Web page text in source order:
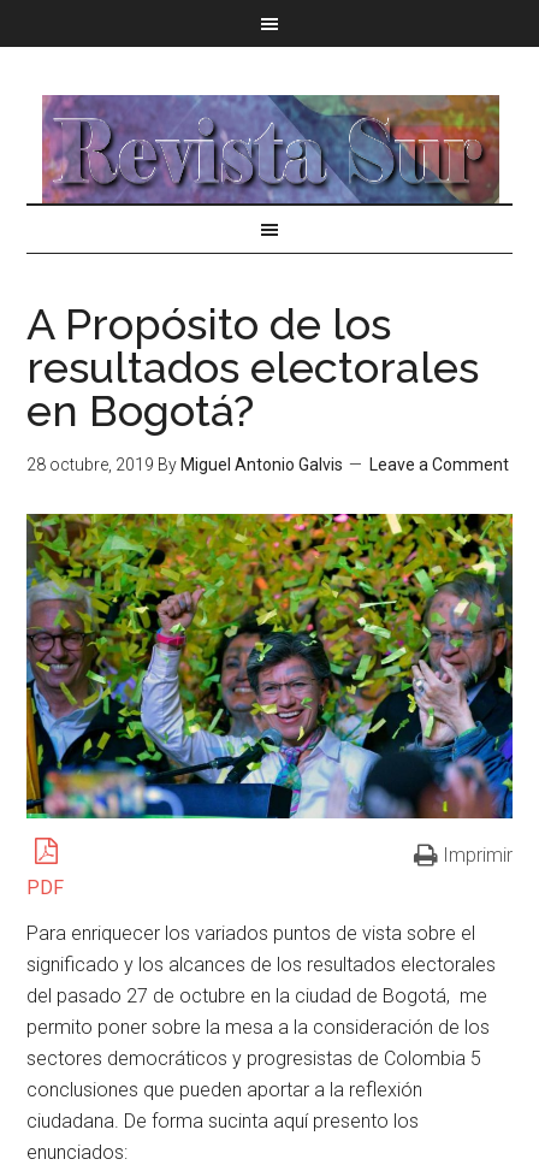
A Propósito de los
resultados electorales
en Bogotá?
28 octubre, 2019 By Miguel Antonio Galvis Leave a Comment
PDF
Imprimir
Para enriquecer los variados puntos de vista sobre el
significado y los alcances de los resultados electorales
del pasado 27 de octubre en la ciudad de Bogotá, me
permito poner sobre la mesa a la consideración de los
sectores democráticos y progresistas de Colombia 5
conclusiones que pueden aportar a la reflexión
ciudadana. De forma sucinta aquí presento los
enunciados: